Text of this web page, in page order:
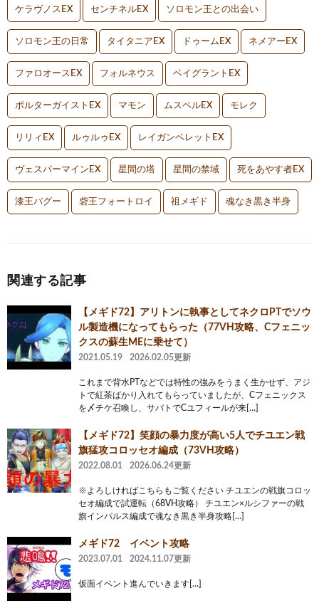
ケラヴノスEX センチネルEX ソロモン王との出会い
ソロモン王の日常 タイタニアEX ドゥームEX ネメアーEX
ファロオースEX フォルネウス ベイグラントEX
ポルターガイストEX マモン ムスペルEX モレク
リリィEX ルゥルゥEX レイガンベレットEX
ヴェスパーマインEX 星間の塔 星間の禁域 死をあやす者EX
漆王バグー 砦王フォートロイ 祖メギド 魂なき黒き半身
関連する記事
【メギド72】アリトンに執事としてネクロPTでソウ
ル製造機になってもらった（77VH攻略、Cフェニッ
クスの蘇生MEに乗せて）
2021.05.19 2026.02.05更新
これまで背水PTなどでは特性の強みをうまく生かせず、アジ
トで紅茶ばかり入れてもらっていましたが、Cフェニックス
を〆チケ召喚し、サバトでCユフィールが来[…]
【メギド72】笑顔の暴力度が高い5人でチユエン戦
旗猛攻コロッセオ編成（73VH攻略）
2022.08.01 2026.06.24更新
※よろしければこちらもご覧ください チユエンの戦旗コロッ
セオ編成で試運転（68VH攻略） チユエン×ルシファーの戦
旗インパルス編成で魂なき黒き半身攻略[…]
メギド72 イベント攻略
2023.07.01 2024.11.07更新
仮面イベント進んでいきます[…]